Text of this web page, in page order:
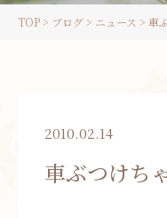
お
TOP> ブログ> ニュース > 車
2010.02.14
車ぶつけち